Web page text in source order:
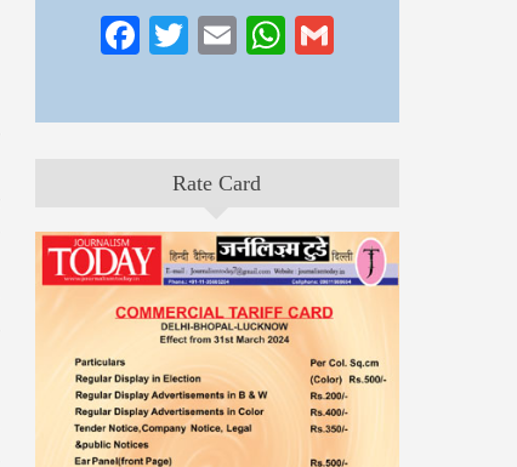
Facebook
TwitterEmailWhatsApp
Rate Card